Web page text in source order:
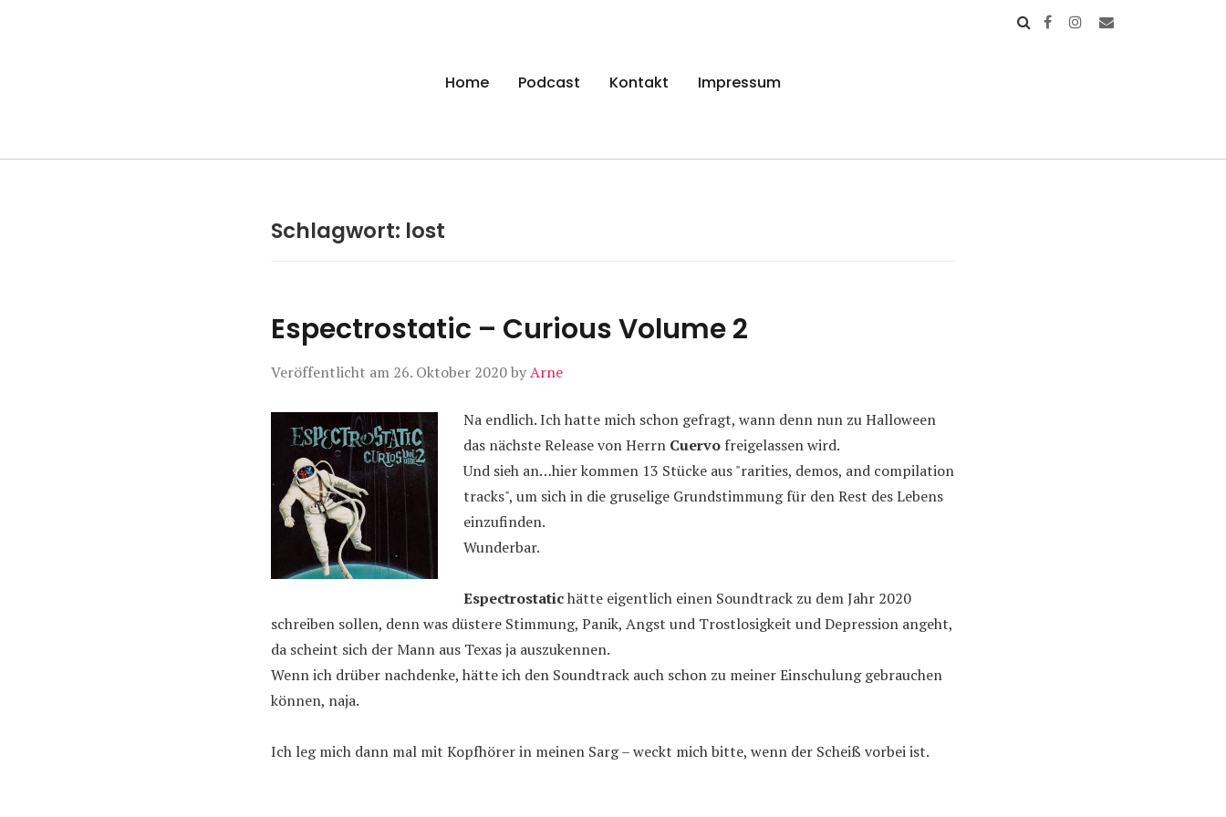
Manierenversagen
Home Podcast Kontakt Impressum
Schlagwort: lost
Espectrostatic – Curious Volume 2
Veröffentlicht am 26. Oktober 2020byArne
Na endlich. Ich hatte mich schon gefragt, wann denn nun zu Halloween
das nächste Release von Herrn Cuervo freigelassen wird.
Und sieh an…hier kommen 13 Stücke aus "rarities, demos, and compilation
tracks", um sich in die gruselige Grundstimmung für den Rest des Lebens
einzufinden.
Wunderbar.
Espectrostatichätte eigentlich einen Soundtrack zu dem Jahr 2020
schreiben sollen, denn was düstere Stimmung, Panik, Angst und Trostlosigkeit und Depression angeht,
da scheint sich der Mann aus Texas ja auszukennen.
Wenn ich drüber nachdenke, hätte ich den Soundtrack auch schon zu meiner Einschulung gebrauchen
können, naja.
Ich leg mich dann mal mit Kopfhörer in meinen Sarg – weckt mich bitte, wenn der Scheiß vorbei ist.